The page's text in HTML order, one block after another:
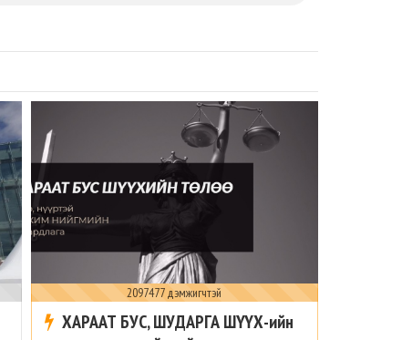
2097477 дэмжигчтэй
ХАРААТ БУС, ШУДАРГА ШҮҮХ-ийн